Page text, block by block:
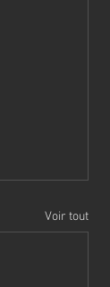
Voir tout